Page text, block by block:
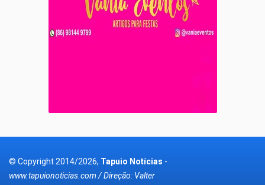
© Copyright 2014/2026, Tapuio Notícias -
www.tapuionoticias.com / Direção: Valter